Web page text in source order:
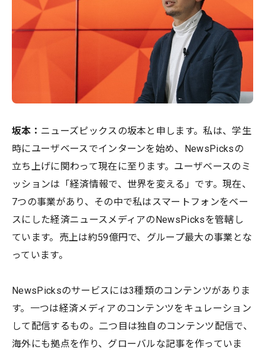
坂本 ： ニューズピックスの坂本と申します。私は、学生
時にユーザベースでインターンを始め、NewsPicksの
立ち上げに関わって現在に至ります。ユーザベースのミ
ッションは「経済情報で、世界を変える」です。現在、
7つの事業があり、その中で私はスマートフォンをベー
スにした経済ニュースメディアのNewsPicksを管轄し
ています。売上は約59億円で、グループ最大の事業とな
っています。
NewsPicksのサービスには3種類のコンテンツがありま
す。一つは経済メディアのコンテンツをキュレーション
して配信するもの。二つ目は独自のコンテンツ配信で、
海外にも拠点を作り、グローバルな記事を作っていま